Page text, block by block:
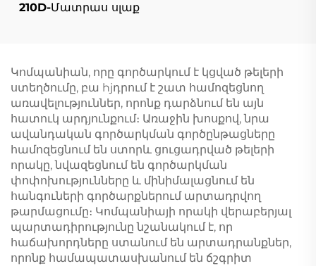
210D-Մատրաս սլաք
Կոմպանիան, որը գործարկում է կցված թելերի
ստեղծումը, բա hjդրում է շատ համոզեցնող
առավելություններ, որոնք դարձնում են այն
հատուկ արդյունքում։ Առաջին խոսքով, նրա
ավանդական գործարկման գործընթացները
համոզեցնում են ստորև ցուցադրված թելերի
որակը, նվազեցնում են գործարկման
փոփոխությունները և մինիմալացնում են
հանգուների գործարքներում արտադրվող
թարմացումը։ Կոմպանիայի որակի վերաբերյալ
պարտադիրությունը նշանակում է, որ
հաճախորդները ստանում են արտադրանքներ,
որոնք համապատասխանում են ճշգրիտ